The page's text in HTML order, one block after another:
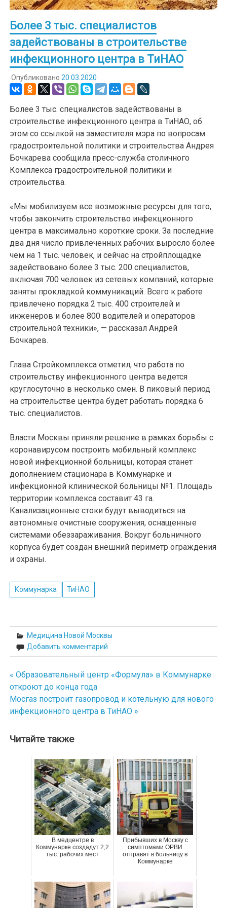
Более 3 тыс. специалистов
задействованы в строительстве
инфекционного центра в ТиНАО
Опубликовано 20.03.2020
Более 3 тыс. специалистов задействованы в
строительстве инфекционного центра в ТиНАО, об
этом со ссылкой на заместителя мэра по вопросам
градостроительной политики и строительства Андрея
Бочкарева сообщила пресс-служба столичного
Комплекса градостроительной политики и
строительства.
«Мы мобилизуем все возможные ресурсы для того,
чтобы закончить строительство инфекционного
центра в максимально короткие сроки. За последние
два дня число привлеченных рабочих выросло более
чем на 1 тыс. человек, и сейчас на стройплощадке
задействовано более 3 тыс. 200 специалистов,
включая 700 человек из сетевых компаний, которые
заняты прокладкой коммуникаций. Всего к работе
привлечено порядка 2 тыс. 400 строителей и
инженеров и более 800 водителей и операторов
строительной техники», — рассказал Андрей
Бочкарев.
Глава Стройкомплекса отметил, что работа по
строительству инфекционного центра ведется
круглосуточно в несколько смен. В пиковый период
на строительстве центра будет работать порядка 6
тыс. специалистов.
Власти Москвы приняли решение в рамках борьбы с
коронавирусом построить мобильный комплекс
новой инфекционной больницы, которая станет
дополнением стационара в Коммунарке и
инфекционной клинической больницы №1. Площадь
территории комплекса составит 43 га.
Канализационные стоки будут выводиться на
автономные очистные сооружения, оснащенные
системами обеззараживания. Вокруг больничного
корпуса будет создан внешний периметр ограждения
и охраны.
Коммунарка ТиНАО
Медицина Новой Москвы
Добавить комментарий
Навигация
по
записям
« Образовательный центр «Формула» в Коммунарке
откроют до конца года
Мосгаз построит газопровод и котельную для нового
инфекционного центра в ТиНАО »
Читайте также
В медцентре в
Коммунарке создадут 2,2
тыс. рабочих мест
Прибывших в Москву с
симптомами ОРВИ
отправят в больницу в
Коммунарке